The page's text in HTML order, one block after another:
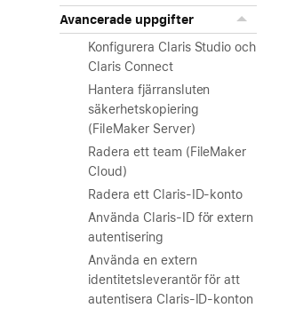
Avancerade uppgifter
Konfigurera Claris Studio och
Claris Connect
Hantera fjärransluten
säkerhetskopiering
(FileMaker Server)
Radera ett team (FileMaker
Cloud)
Radera ett Claris-ID-konto
Använda Claris-ID för extern
autentisering
Använda en extern
identitetsleverantör för att
autentisera Claris-ID-konton